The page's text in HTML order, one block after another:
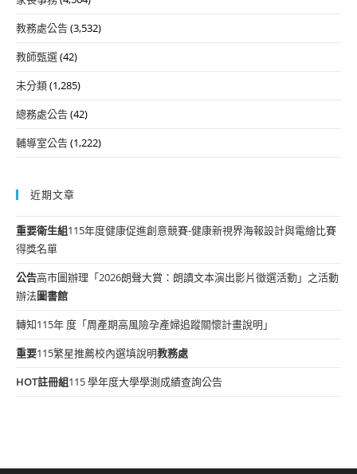
教務處公告(3,532)
教師甄選(42)
未分類(1,285)
總務處公告(42)
輔導室公告(1,222)
近期文章
重要衛生組115年度健康促進創意競賽-健康新視界海報設計與電繪比賽
得獎名單
公告高市圖辦理「2026朗聲大賞：朗讀文本演出影片徵選活動」之活動
辦法圖書館
轉知115年 度「周產期高風險孕產婦追蹤關懷計畫說明」
重要115繁星推薦校內選填說明教務處
HOT註冊組115 學年度大學學測成績查詢公告